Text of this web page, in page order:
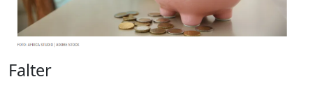
Falter